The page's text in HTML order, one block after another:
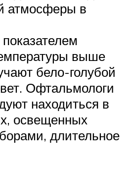
атмосферы в
выше
бело-голубой
Офтальмологи
находиться в
освещенных
длительное